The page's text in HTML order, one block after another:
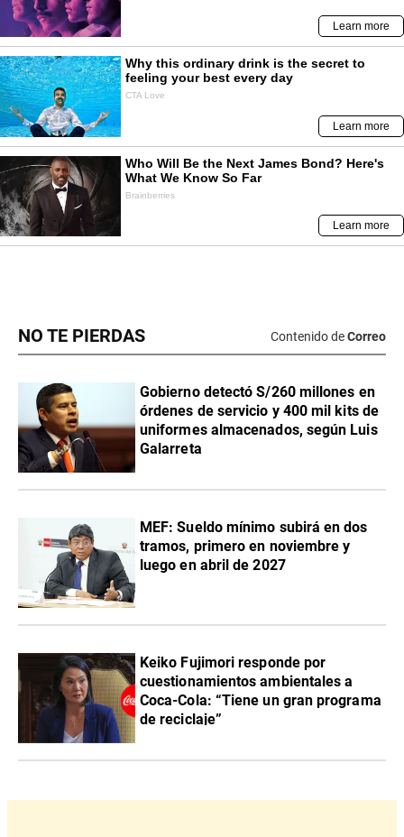
NO TE PIERDAS Contenido deCorreo
Gobierno detectó S/260 millones en
órdenes de servicio y 400 mil kits de
uniformes almacenados, según Luis
Galarreta
MEF: Sueldo mínimo subirá en dos
tramos, primero en noviembre y
luego en abril de 2027
Keiko Fujimori responde por
cuestionamientos ambientales a
Coca-Cola: “Tiene un gran programa
de reciclaje”